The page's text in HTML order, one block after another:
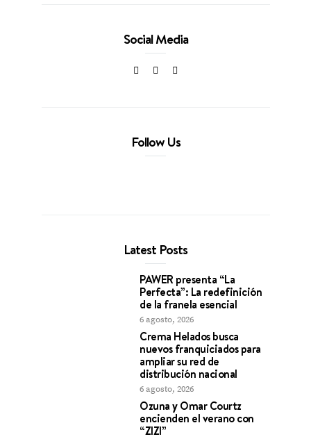
Social Media
Follow Us
Latest Posts
PAWER presenta “La
Perfecta”: La redefinición
de la franela esencial
6 agosto, 2026
Crema Helados busca
nuevos franquiciados para
ampliar su red de
distribución nacional
6 agosto, 2026
Ozuna y Omar Courtz
encienden el verano con
“ZIZI”